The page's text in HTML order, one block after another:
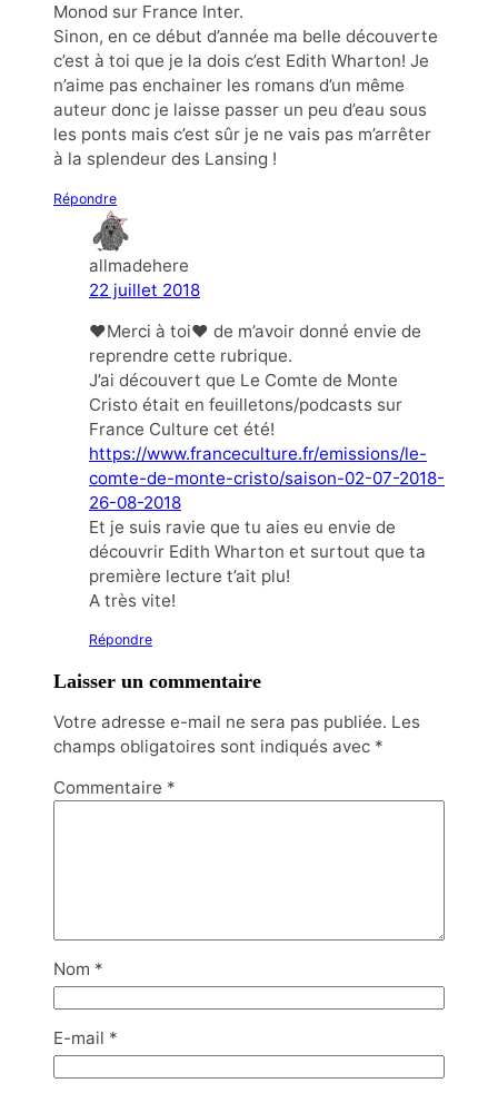
Monod sur France Inter.
Sinon, en ce début d’année ma belle découverte
c’est à toi que je la dois c’est Edith Wharton! Je
n’aime pas enchainer les romans d’un même
auteur donc je laisse passer un peu d’eau sous
les ponts mais c’est sûr je ne vais pas m’arrêter
à la splendeur des Lansing !
Répondre
allmadehere
22 juillet 2018
❤Merci à toi❤ de m’avoir donné envie de
reprendre cette rubrique.
J’ai découvert que Le Comte de Monte
Cristo était en feuilletons/podcasts sur
France Culture cet été!
https://www.franceculture.fr/emissions/le-
comte-de-monte-cristo/saison-02-07-2018-
26-08-2018
Et je suis ravie que tu aies eu envie de
découvrir Edith Wharton et surtout que ta
première lecture t’ait plu!
A très vite!
Répondre
Laisser un commentaire
Votre adresse e-mail ne sera pas publiée. Les
champs obligatoires sont indiqués avec *
Commentaire *
Nom *
E-mail *